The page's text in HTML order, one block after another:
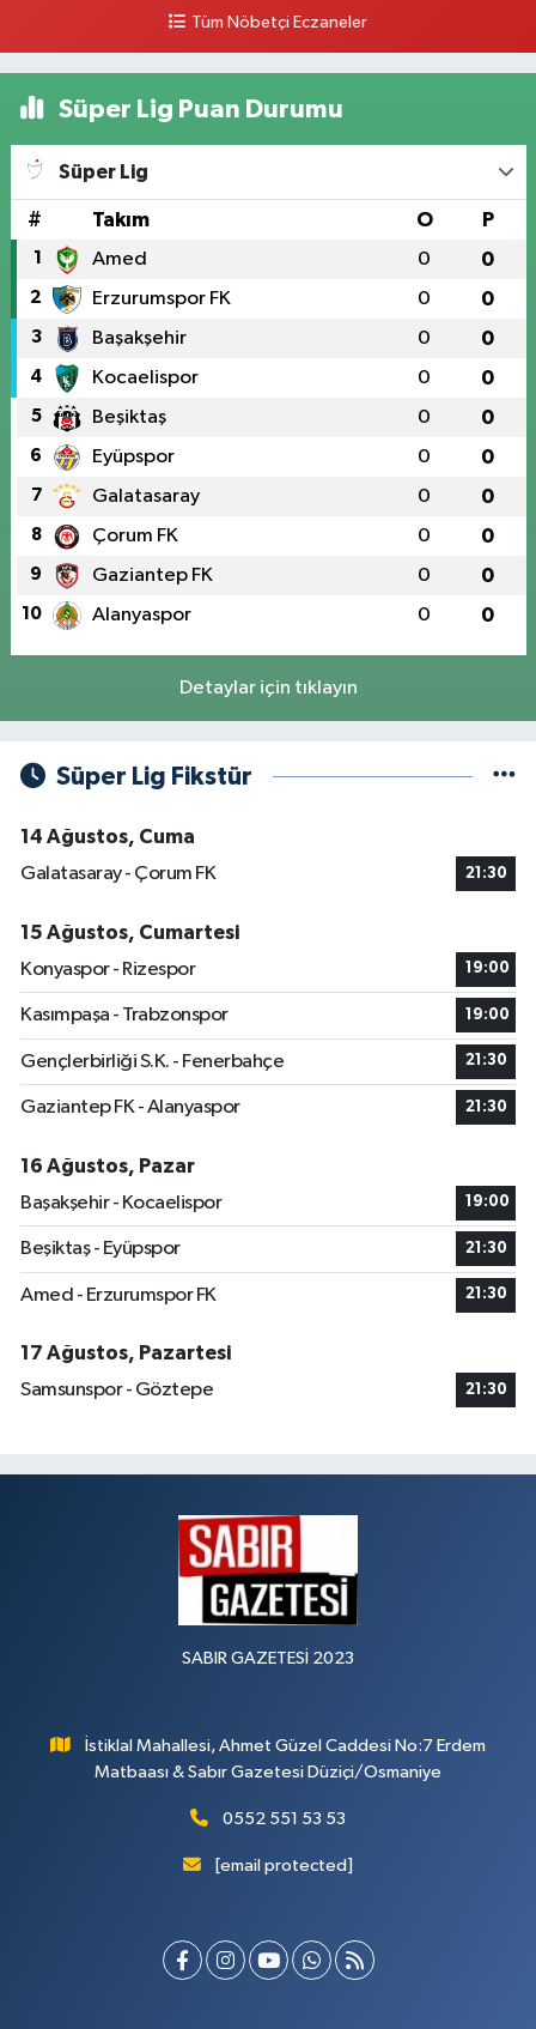
Yol Tarifi Al
Tüm Nöbetçi Eczaneler
Süper Lig Puan Durumu
Süper Lig
# Takım O P
1 Amed 0 0
2 Erzurumspor FK 0 0
3 Başakşehir 0 0
4 Kocaelispor 0 0
5 Beşiktaş 0 0
6 Eyüpspor 0 0
7 Galatasaray 0 0
8 Çorum FK 0 0
9 Gaziantep FK 0 0
10 Alanyaspor 0 0
Detaylar için tıklayın
Süper Lig Fikstür
14 Ağustos, Cuma
Galatasaray - Çorum FK
21:30
15 Ağustos, Cumartesi
Konyaspor - Rizespor
19:00
Kasımpaşa - Trabzonspor 19:00
Gençlerbirliği S.K. - Fenerbahçe 21:30
Gaziantep FK - Alanyaspor 21:30
16 Ağustos, Pazar
Başakşehir - Kocaelispor
19:00
Beşiktaş - Eyüpspor 21:30
Amed - Erzurumspor FK 21:30
17 Ağustos, Pazartesi
Samsunspor - Göztepe
21:30
SABIR GAZETESİ 2023
İstiklal Mahallesi, Ahmet Güzel Caddesi No:7 Erdem
Matbaası & Sabır Gazetesi Düziçi/Osmaniye
0552 551 53 53
[email protected]